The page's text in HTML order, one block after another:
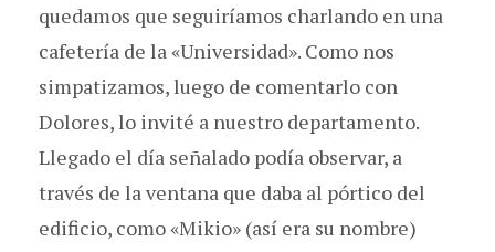
quedamos que seguiríamos charlando en una
cafetería de la «Universidad». Como nos
simpatizamos, luego de comentarlo con
Dolores, lo invité a nuestro departamento.
Llegado el día señalado podía observar, a
través de la ventana que daba al pórtico del
edificio, como «Mikio» (así era su nombre)